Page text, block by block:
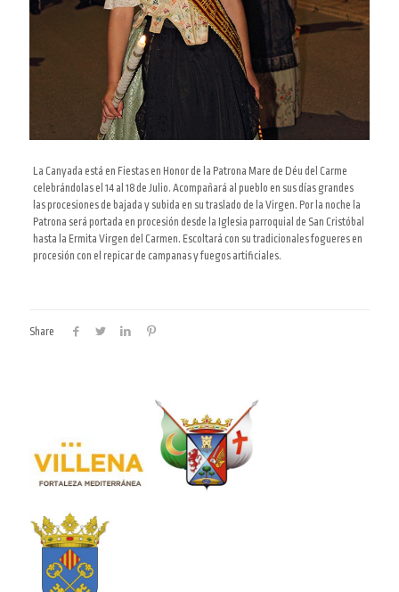
La Canyada está en Fiestas en Honor de la Patrona Mare de Déu del Carme
celebrándolas el 14 al 18 de Julio. Acompañará al pueblo en sus días grandes
las procesiones de bajada y subida en su traslado de la Virgen. Por la noche la
Patrona será portada en procesión desde la Iglesia parroquial de San Cristóbal
hasta la Ermita Virgen del Carmen. Escoltará con su tradicionales fogueres en
procesión con el repicar de campanas y fuegos artificiales.
Share